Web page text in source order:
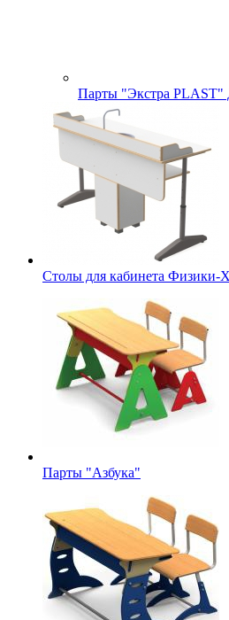
Парты "Экстра PLAST"
Столы для кабинета Физики-
Парты "Азбука"